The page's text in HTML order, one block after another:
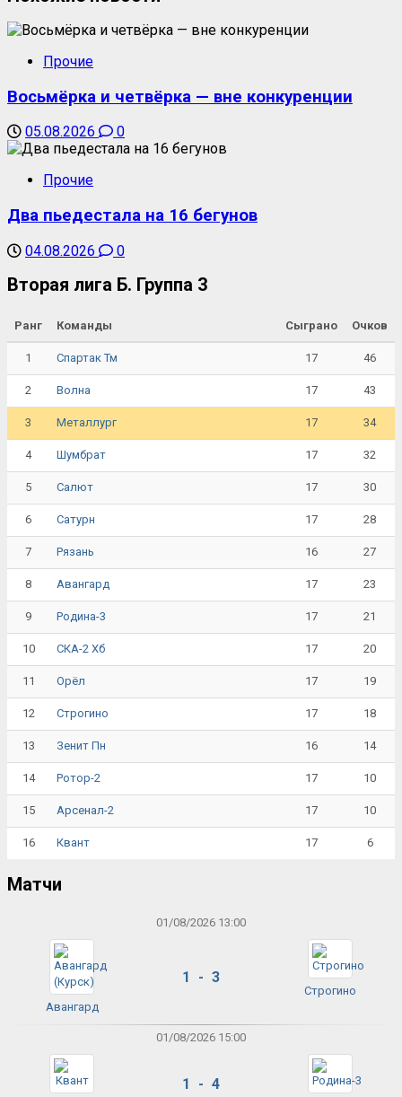
Прочие
Восьмёрка и четвёрка — вне конкуренции
05.08.2026 0
Прочие
Два пьедестала на 16 бегунов
04.08.2026 0
Вторая лига Б. Группа 3
Ранг Команды Сыграно Очков
1 Спартак Тм 17 46
2 Волна 17 43
3 Металлург 17 34
4 Шумбрат 17 32
5 Салют 17 30
6 Сатурн 17 28
7 Рязань 16 27
8 Авангард 17 23
9 Родина-3 17 21
10 СКА-2 Хб 17 20
11 Орёл 17 19
12 Строгино 17 18
13 Зенит Пн 16 14
14 Ротор-2 17 10
15 Арсенал-2 17 10
16 Квант 17 6
Матчи
01/08/2026 13:00
Авангард
1 - 3
Строгино
01/08/2026 15:00
1 - 4